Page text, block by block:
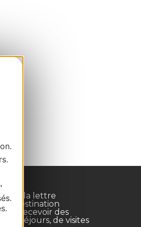
à la lettre
Destination
recevoir des
de séjours, de visites